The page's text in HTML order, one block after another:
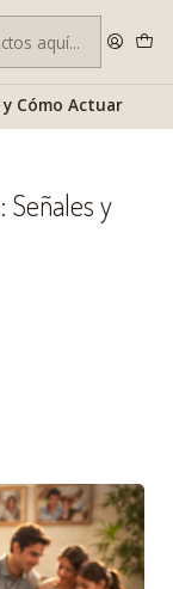
las condiciones.
Cómo Actuar
Señales y